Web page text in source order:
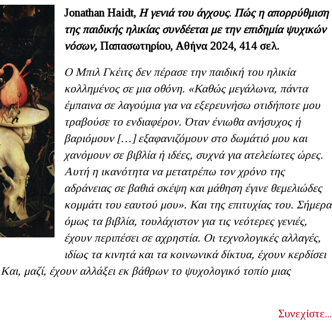
JonathanHaidt, Η γενιά του άγχους. Πώς η απορρύθμιση
της παιδικής ηλικίας συνδέεται με την επιδημία ψυχικών
νόσων, Παπασωτηρίου, Αθήνα 2024, 414 σελ.
Ο Μπιλ Γκέιτς δεν πέρασε την παιδική του ηλικία
κολλημένος σε μια οθόνη. «Καθώς μεγάλωνα, πάντα
έμπαινα σε λαγούμια για να εξερευνήσω οτιδήποτε μου
τραβούσε το ενδιαφέρον. Όταν ένιωθα ανήσυχος ή
βαριόμουν […] εξαφανιζόμουν στο δωμάτιό μου και
χανόμουν σε βιβλία ή ιδέες, συχνά για ατελείωτες ώρες.
Αυτή η ικανότητα να μετατρέπω τον χρόνο της
αδράνειας σε βαθιά σκέψη και μάθηση έγινε θεμελιώδες
κομμάτι του εαυτού μου». Και της επιτυχίας του. Σήμερα
όμως τα βιβλία, τουλάχιστον για τις νεότερες γενιές,
έχουν περιπέσει σε αχρηστία. Οι τεχνολογικές αλλαγές,
ιδίως τα κινητά και τα κοινωνικά δίκτυα, έχουν κερδίσει
Kαι, μαζί, έχουν αλλάξει εκ βάθρων το ψυχολογικό τοπίο μιας
Συνεχίστε...